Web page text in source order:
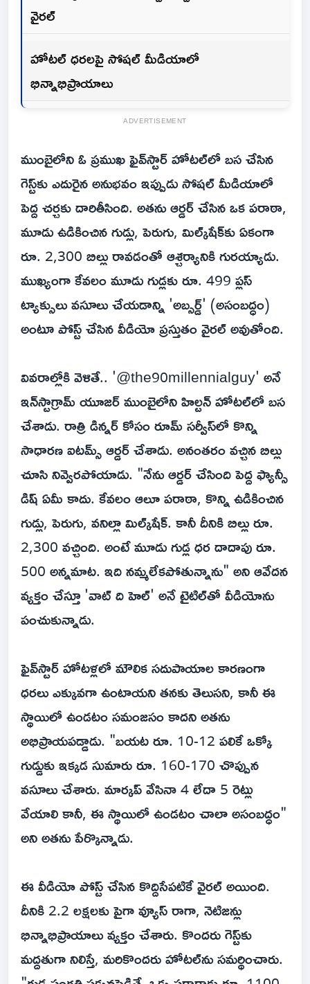
వైరల్
హోటల్ ధరలపై సోషల్ మీడియాలో
భిన్నాభిప్రాయాలు
ADVERTISEMENT
ముంబైలోని ఓ ప్రముఖ ఫైవ్‌స్టార్ హోటల్‌లో బస చేసిన
గెస్ట్‌కు ఎదురైన అనుభవం ఇప్పుడు సోషల్ మీడియాలో
పెద్ద చర్చకు దారితీసింది. అతను ఆర్డర్ చేసిన ఒక పరాఠా,
మూడు ఉడికించిన గుడ్లు, పెరుగు, మిల్క్‌షేక్‌కు ఏకంగా
రూ. 2,300 బిల్లు రావడంతో ఆశ్చర్యానికి గురయ్యాడు.
ముఖ్యంగా కేవలం మూడు గుడ్లకు రూ. 499 ప్లస్
ట్యాక్సులు వసూలు చేయడాన్ని 'అబ్సర్డ్' (అసంబద్ధం)
అంటూ పోస్ట్ చేసిన వీడియో ప్రస్తుతం వైరల్ అవుతోంది.
వివరాల్లోకి వెళితే.. '@the90millennialguy' అనే
ఇన్‌స్టాగ్రామ్ యూజర్ ముంబైలోని హిల్టన్ హోటల్‌లో బస
చేశాడు. రాత్రి డిన్నర్ కోసం రూమ్ సర్వీస్‌లో కొన్ని
సాధారణ ఐటమ్స్ ఆర్డర్ చేశాడు. అనంతరం వచ్చిన బిల్లు
చూసి నివ్వెరపోయాడు. "నేను ఆర్డర్ చేసింది పెద్ద ఫ్యాన్సీ
డిష్ ఏమీ కాదు. కేవలం ఆలూ పరాఠా, కొన్ని ఉడికించిన
గుడ్లు, పెరుగు, వనిల్లా మిల్క్‌షేక్. కానీ దీనికి బిల్లు రూ.
2,300 వచ్చింది. అంటే మూడు గుడ్ల ధర దాదాపు రూ.
500 అన్నమాట. ఇది నమ్మలేకపోతున్నాను" అని ఆవేదన
వ్యక్తం చేస్తూ 'వాట్ ది హెల్' అనే టైటిల్‌తో వీడియోను
పంచుకున్నాడు.
ఫైవ్‌స్టార్ హోటళ్లలో మౌలిక సదుపాయాల కారణంగా
ధరలు ఎక్కువగా ఉంటాయని తనకు తెలుసని, కానీ ఈ
స్థాయిలో ఉండటం సమంజసం కాదని అతను
అభిప్రాయపడ్డాడు. "బయట రూ. 10-12 పలికే ఒక్కో
గుడ్డుకు ఇక్కడ సుమారు రూ. 160-170 చొప్పున
వసూలు చేశారు. మార్కప్ వేసినా 4 లేదా 5 రెట్లు
వేయాలి కానీ, ఈ స్థాయిలో ఉండటం చాలా అసంబద్ధం"
అని అతను పేర్కొన్నాడు.
ఈ వీడియో పోస్ట్ చేసిన కొద్దిసేపటికే వైరల్ అయింది.
దీనికి 2.2 లక్షలకు పైగా వ్యూస్ రాగా, నెటిజన్లు
భిన్నాభిప్రాయాలు వ్యక్తం చేశారు. కొందరు గెస్ట్‌కు
మద్దతుగా నిలిస్తే, మరికొందరు హోటల్‌ను సమర్థించారు.